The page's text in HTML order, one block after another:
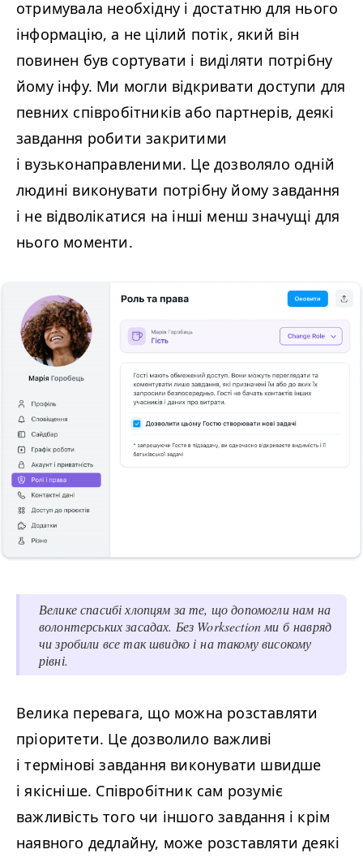
отримувала необхідну і достатню для нього
інформацію, а не цілий потік, який він
повинен був сортувати і виділяти потрібну
йому інфу. Ми могли відкривати доступи для
певних співробітників або партнерів, деякі
завдання робити закритими
і вузьконаправленими. Це дозволяло одній
людині виконувати потрібну йому завдання
і не відволікатися на інші менш значущі для
нього моменти.
Велике спасибі хлопцям за те, що допомогли нам на
волонтерських засадах. Без Worksection ми б навряд
чи зробили все так швидко і на такому високому
рівні.
Велика перевага, що можна розставляти
пріоритети. Це дозволило важливі
і термінові завдання виконувати швидше
і якісніше. Співробітник сам розуміє
важливість того чи іншого завдання і крім
наявного дедлайну, може розставляти деякі